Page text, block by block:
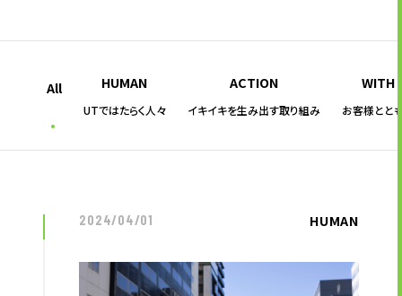
企業のご担当者様へTOP
事例紹介
All HUMAN
UTではたらく人々
ACTION
イキイキを生み出す取り組み
WITH
お客様とと
HUMAN
2024/04/01